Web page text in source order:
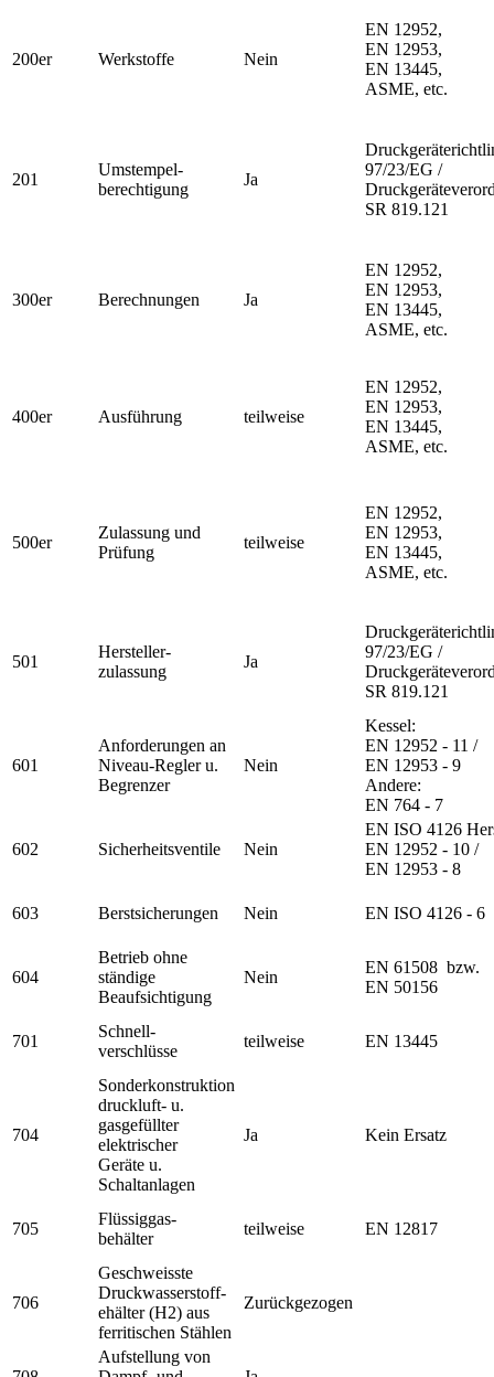
200er Werkstoffe Nein
EN 12952,
EN 12953,
EN 13445,
ASME, etc.
201
Umstempel-
berechtigung
Ja
97/23/EG /
SR 819.121
300er Berechnungen Ja
EN 12952,
EN 12953,
EN 13445,
ASME, etc.
400er Ausführung teilweise
EN 12952,
EN 12953,
EN 13445,
ASME, etc.
500er
Zulassung und
Prüfung
teilweise
EN 12952,
EN 12953,
EN 13445,
ASME, etc.
501
Hersteller-
zulassung
Ja
97/23/EG /
SR 819.121
601
Anforderungen an
Niveau-Regler u.
Begrenzer
Nein
Kessel:
EN 12952 - 11 /
EN 12953 - 9
Andere:
EN 764 - 7
602 Sicherheitsventile Nein
EN ISO 4126
EN 12952 - 10 /
EN 12953 - 8
603 Berstsicherungen Nein EN ISO 4126 - 6
604
Betrieb ohne
ständige
Beaufsichtigung
Nein
EN 61508 bzw.
EN 50156
701
Schnell-
verschlüsse
teilweise EN 13445
704
Sonderkonstruktion
druckluft- u.
gasgefüllter
elektrischer
Geräte u.
Schaltanlagen
Ja Kein Ersatz
705
Flüssiggas-
behälter
teilweise EN 12817
706
Geschweisste
Druckwasserstoff-
ehälter (H2) aus
ferritischen Stählen
Zurückgezogen
Aufstellung von